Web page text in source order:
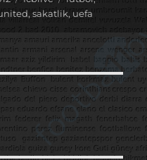
, sakatlik, uefa